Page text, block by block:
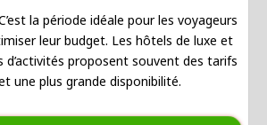
la période idéale pour les voyageurs
leur budget. Les hôtels de luxe et
d’activités proposent souvent des tarifs
une plus grande disponibilité.